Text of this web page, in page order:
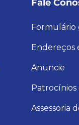
Fale
Formulário
Endereços
Anuncie
Patrocínios
Assessoria